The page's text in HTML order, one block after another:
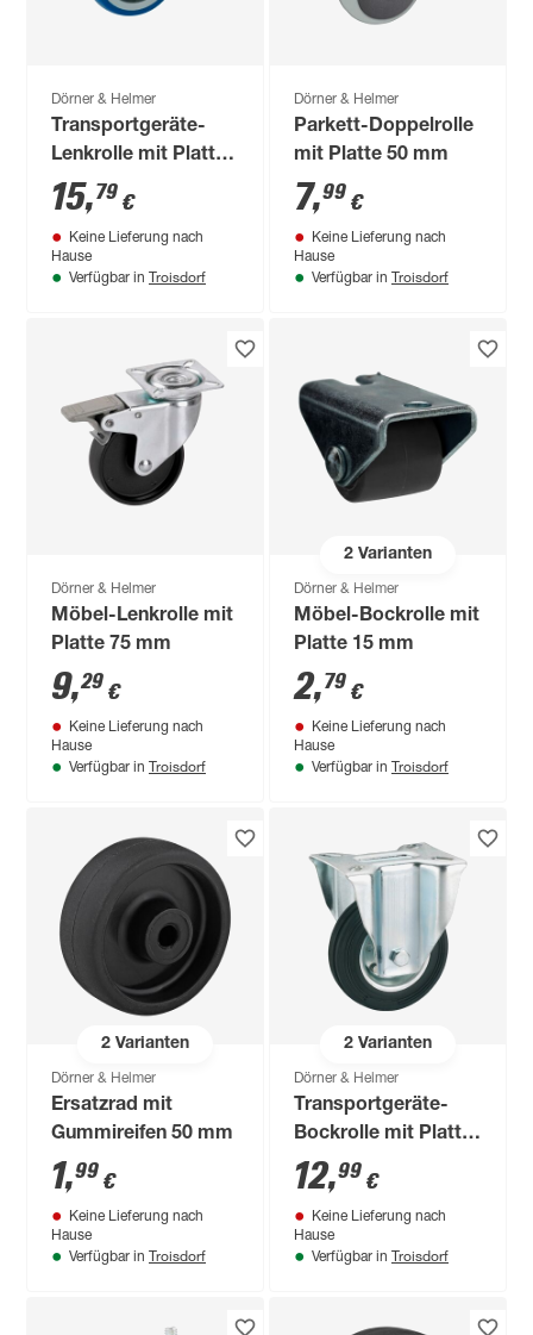
Dörner & Helmer
Transportgeräte-
Lenkrolle mit Platte
80 mm
15,79 €
Keine Lieferung nach
Hause
Verfügbar in Troisdorf
Dörner & Helmer
Parkett-Doppelrolle
mit Platte 50 mm
7,99 €
Keine Lieferung nach
Hause
Verfügbar in Troisdorf
Dörner & Helmer
Möbel-Lenkrolle mit
Platte 75 mm
9,29 €
Keine Lieferung nach
Hause
Verfügbar in Troisdorf
2Varianten
Dörner & Helmer
Möbel-Bockrolle mit
Platte 15 mm
2,79 €
Keine Lieferung nach
Hause
Verfügbar in Troisdorf
2Varianten
Dörner & Helmer
Ersatzrad mit
Gummireifen 50 mm
1,99 €
Keine Lieferung nach
Hause
Verfügbar in Troisdorf
2Varianten
Dörner & Helmer
Transportgeräte-
Bockrolle mit Platte
100 mm
12,99 €
Keine Lieferung nach
Hause
Verfügbar in Troisdorf